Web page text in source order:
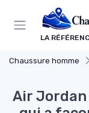
LA
Chaussure homme
Air Jordan
Panneau de